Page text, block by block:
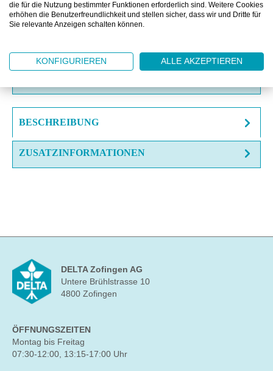
VERGLEICHEN
OFFERTE EINHOLEN
FRAGE ZUM ARTIKEL?
BESCHREIBUNG
ZUSATZINFORMATIONEN
DELTA Zofingen AG
Untere Brühlstrasse 10
4800 Zofingen
ÖFFNUNGSZEITEN
Montag bis Freitag
07:30-12:00, 13:15-17:00 Uhr
die für die Nutzung bestimmter Funktionen erforderlich sind. Weitere Cookies
erhöhen die Benutzerfreundlichkeit und stellen sicher, dass wir und Dritte für
Sie relevante Anzeigen schalten können.
KONFIGURIEREN ALLE AKZEPTIEREN